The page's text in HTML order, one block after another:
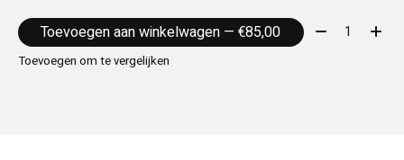
Toevoegen aan winkelwagen — €85,00 Aantal:
Toevoegen om te vergelijken